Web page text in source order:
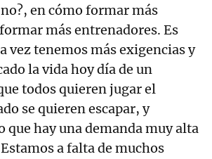
en cómo formar más
más entrenadores. Es
vez tenemos más exigencias y
la vida hoy día de un
todos quieren jugar el
se quieren escapar, y
que hay una demanda muy alta
a falta de muchos